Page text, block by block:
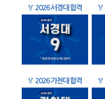
🏅 2026 서경대 합격 🏅
🏅 2026 가천대 합격 🏅